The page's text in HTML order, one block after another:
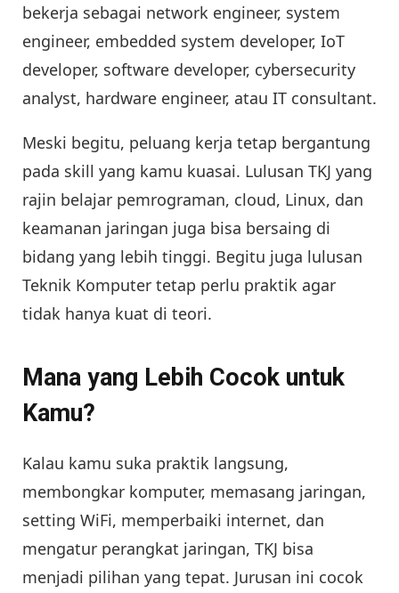
bekerja sebagai network engineer, system
engineer, embedded system developer, IoT
developer, software developer, cybersecurity
analyst, hardware engineer, atau IT consultant.
Meski begitu, peluang kerja tetap bergantung
pada skill yang kamu kuasai. Lulusan TKJ yang
rajin belajar pemrograman, cloud, Linux, dan
keamanan jaringan juga bisa bersaing di
bidang yang lebih tinggi. Begitu juga lulusan
Teknik Komputer tetap perlu praktik agar
tidak hanya kuat di teori.
Mana yang Lebih Cocok untuk
Kamu?
Kalau kamu suka praktik langsung,
membongkar komputer, memasang jaringan,
setting WiFi, memperbaiki internet, dan
mengatur perangkat jaringan, TKJ bisa
menjadi pilihan yang tepat. Jurusan ini cocok